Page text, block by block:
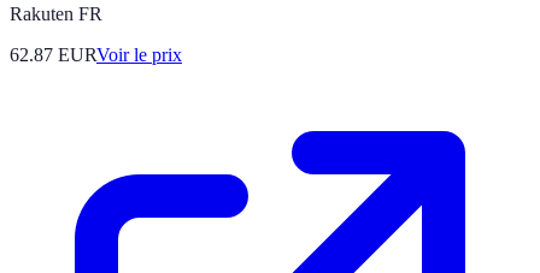
Rakuten FR
62.87 EURVoir le prix